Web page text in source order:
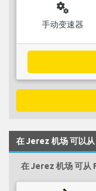
miscellaneous_services
手动变速器
在 Jerez 机场 可以
在 Jerez 机场 可从